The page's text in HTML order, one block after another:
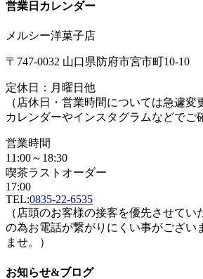
営業日カレンダー
メルシー洋菓子店
〒747-0032 山口県防府市宮市町10-10
定休日：月曜日他
（店休日・営業時間については急遽変
カレンダーやインスタグラムなどでご
営業時間
11:00～18:30
喫茶ラストオーダー
17:00
TEL:0835-22-6535
（店頭のお客様の接客を優先させてい
の為お電話が繋がりにくい事がござい
ませ。）
お知らせ&ブログ